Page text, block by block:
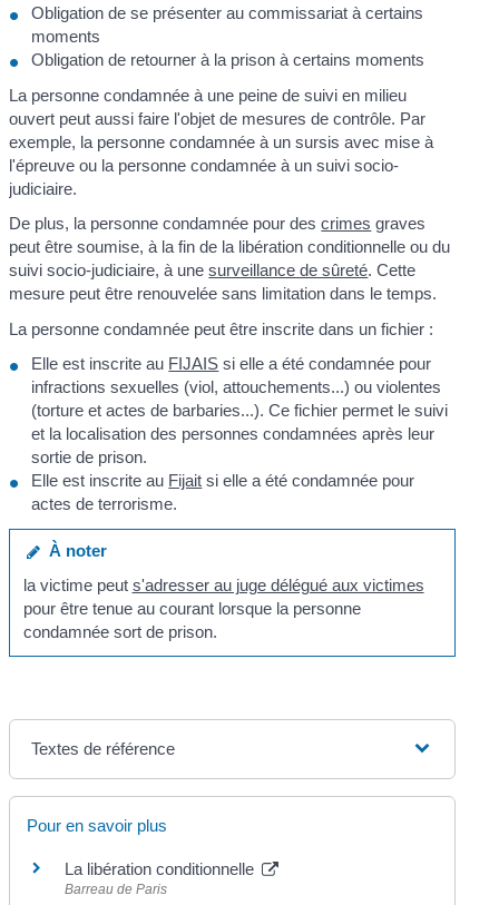
Obligation de se présenter au commissariat à certains
moments
Obligation de retourner à la prison à certains moments
La personne condamnée à une peine de suivi en milieu
ouvert peut aussi faire l'objet de mesures de contrôle. Par
exemple, la personne condamnée à un sursis avec mise à
l'épreuve ou la personne condamnée à un suivi socio-
judiciaire.
De plus, la personne condamnée pour descrimes graves
peut être soumise, à la fin de la libération conditionnelle ou du
suivi socio-judiciaire, à unesurveillance de sûreté. Cette
mesure peut être renouvelée sans limitation dans le temps.
La personne condamnée peut être inscrite dans un fichier :
Elle est inscrite au FIJAIS si elle a été condamnée pour
infractions sexuelles (viol, attouchements...) ou violentes
(torture et actes de barbaries...). Ce fichier permet le suivi
et la localisation des personnes condamnées après leur
sortie de prison.
Elle est inscrite au Fijait si elle a été condamnée pour
actes de terrorisme.
À noter
la victime peut s'adresser au juge délégué aux victimes
pour être tenue au courant lorsque la personne
condamnée sort de prison.
Textes de référence
Pour en savoir plus
La libération conditionnelle
Barreau de Paris